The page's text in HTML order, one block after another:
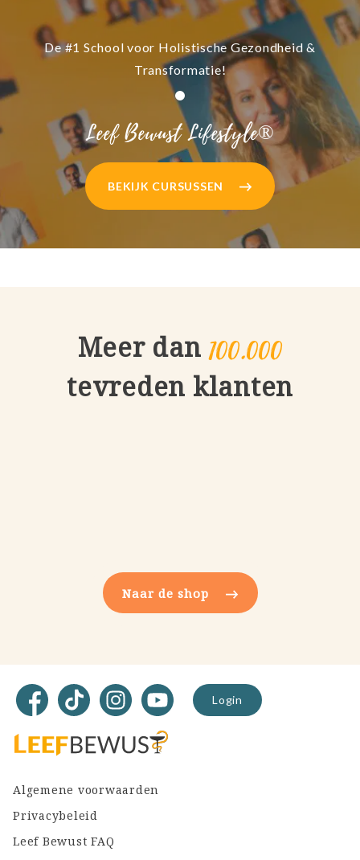
De #1 School voor Holistische Gezondheid &
Transformatie!
Leef Bewust Lifestyle®
BEKIJK CURSUSSEN
Meer dan 100.000
tevreden klanten
Naar de shop
FacebookTikTokInstagram
YouTube Login
Algemene voorwaarden
Privacybeleid
Leef Bewust FAQ